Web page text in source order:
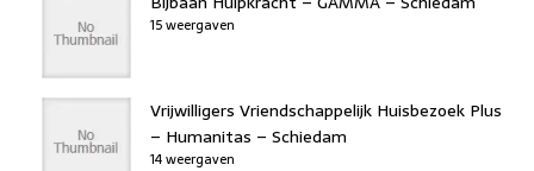
15 weergaven
Vrijwilligers Vriendschappelijk Huisbezoek Plus
– Humanitas – Schiedam
14 weergaven